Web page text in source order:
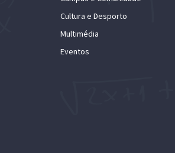
Cultura e Desporto
Multimédia
Eventos